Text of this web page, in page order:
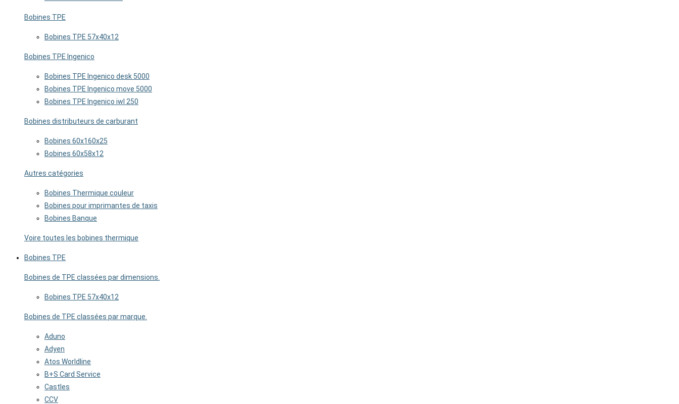
Bobines TPE
Bobines TPE 57x40x12
Bobines TPE Ingenico
Bobines TPE Ingenico desk 5000
Bobines TPE Ingenico move 5000
Bobines TPE Ingenico iwl 250
Bobines distributeurs de carburant
Bobines 60x160x25
Bobines 60x58x12
Autres catégories
Bobines Thermique couleur
Bobines pour imprimantes de taxis
Bobines Banque
Voire toutes les bobines thermique
Bobines TPE
Bobines de TPE classées par dimensions.
Bobines TPE 57x40x12
Bobines de TPE classées par marque.
Aduno
Adyen
Atos Worldline
B+S Card Service
Castles
CCV